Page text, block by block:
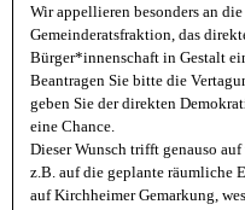
Wir appellieren besonders an
Gemeinderatsfraktion, das
Bürger*innenschaft in Gestalt
Beantragen Sie bitte die
geben Sie der direkten
eine Chance.
Dieser Wunsch trifft genauso
z.B. auf die geplante räumliche
auf Kirchheimer Gemarkung,